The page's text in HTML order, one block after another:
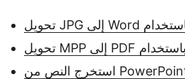
استخرج النص من PowerPoint PPT باستخدام .NET